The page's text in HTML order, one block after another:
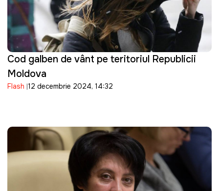
Cod galben de vânt pe teritoriul Republicii
Moldova
Flash 12 decembrie 2024, 14:32